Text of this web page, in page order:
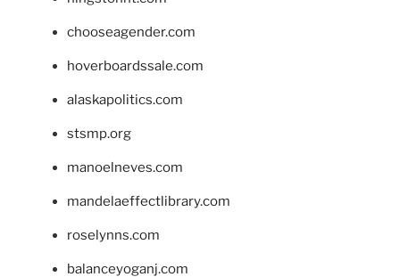
chooseagender.com
hoverboardssale.com
alaskapolitics.com
stsmp.org
manoelneves.com
mandelaeffectlibrary.com
roselynns.com
balanceyoganj.com